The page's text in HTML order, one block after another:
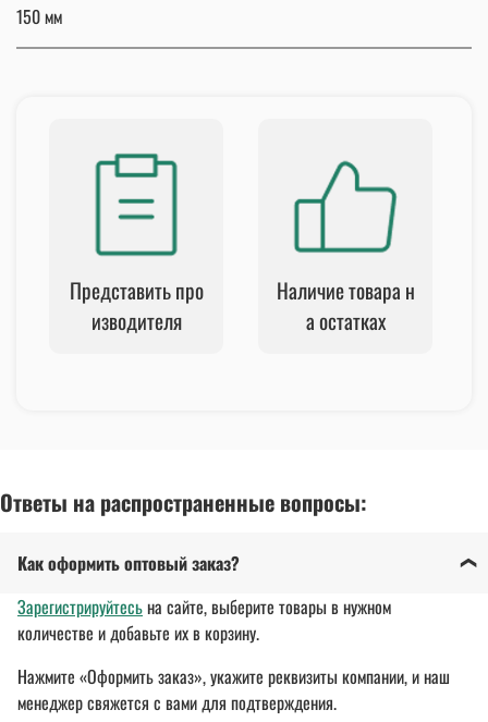
150 мм
Представить про
изводителя
Наличие товара н
а остатках
Ответы на распространенные вопросы:
Как оформить оптовый заказ?
Зарегистрируйтесьна сайте, выберите товары в нужном
количестве и добавьте их в корзину.
Нажмите «Оформить заказ», укажите реквизиты компании, и наш
менеджер свяжется с вами для подтверждения.